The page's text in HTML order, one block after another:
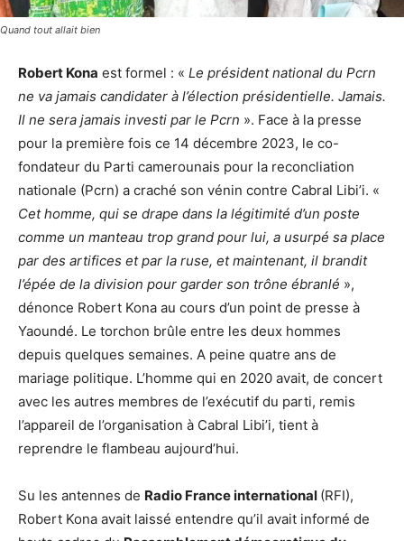
Quand tout allait bien
Robert Kona est formel : « Le président national du Pcrn
ne va jamais candidater à l’élection présidentielle. Jamais.
Il ne sera jamais investi par le Pcrn ». Face à la presse
pour la première fois ce 14 décembre 2023, le co-
fondateur du Parti camerounais pour la reconcliation
nationale (Pcrn) a craché son vénin contre Cabral Libi’i. «
Cet homme, qui se drape dans la légitimité d’un poste
comme un manteau trop grand pour lui, a usurpé sa place
par des artifices et par la ruse, et maintenant, il brandit
l’épée de la division pour garder son trône ébranlé »,
dénonce Robert Kona au cours d’un point de presse à
Yaoundé. Le torchon brûle entre les deux hommes
depuis quelques semaines. A peine quatre ans de
mariage politique. L’homme qui en 2020 avait, de concert
avec les autres membres de l’exécutif du parti, remis
l’appareil de l’organisation à Cabral Libi’i, tient à
reprendre le flambeau aujourd’hui.
Su les antennes de Radio France international (RFI),
Robert Kona avait laissé entendre qu’il avait informé de